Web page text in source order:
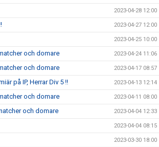
2023-04-28 12:00
2023-04-27 12:00
2023-04-25 10:00
och domare 2023-04-24 11:06
och domare 2023-04-17 08:57
på IP, Herrar Div 5 !! 2023-04-13 12:14
och domare 2023-04-11 08:00
och domare 2023-04-04 12:33
2023-04-04 08:15
2023-03-30 18:00